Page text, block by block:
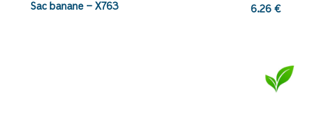
Sac banane – X763 6.26 €